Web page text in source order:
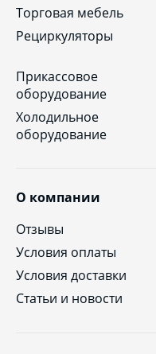
Торговая мебель
Рециркуляторы
Прикассовое
оборудование
Холодильное
оборудование
О компании
Отзывы
Условия оплаты
Условия доставки
Статьи и новости